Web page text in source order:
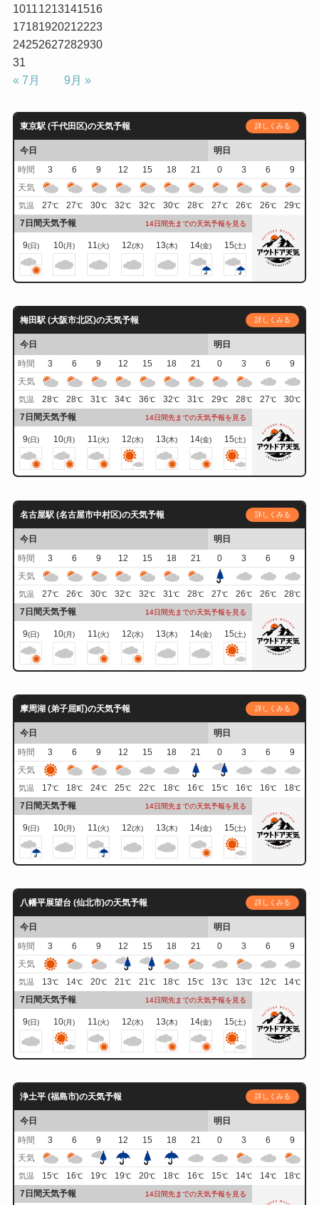
10111213141516
17181920212223
24252627282930
31
« 7月
9月 »
東京駅 (千代田区)の天気予報 詳しくみる
今日
明日
時間
3 6 9 12 15 18 21 0 3 6
9
天気
気温 27℃ 27℃ 30℃ 32℃ 32℃ 30℃ 28℃ 27℃ 26℃ 26℃ 29℃
7日間天気予報 14日間先までの天気予報を見る
9(日) 10(月) 11(火) 12(水) 13(木) 14(金) 15(土)
梅田駅 (大阪市北区)の天気予報 詳しくみる
今日
明日
時間
3 6 9 12 15 18 21 0 3 6
9
天気
気温 28℃ 28℃ 31℃ 34℃ 36℃ 32℃ 31℃ 29℃ 28℃ 27℃ 30℃
7日間天気予報 14日間先までの天気予報を見る
9(日) 10(月) 11(火) 12(水) 13(木) 14(金) 15(土)
名古屋駅 (名古屋市中村区)の天気予報 詳しくみる
今日
明日
時間
3 6 9 12 15 18 21 0 3 6
9
天気
気温 27℃ 26℃ 30℃ 32℃ 32℃ 31℃ 28℃ 27℃ 26℃ 26℃ 28℃
7日間天気予報 14日間先までの天気予報を見る
9(日) 10(月) 11 (火) 12(水) 13(木) 14(金) 15(土)
摩周湖 (弟子屈町)の天気予報 詳しくみる
今日
明日
時間
3 6 9 12 15 18 21 0 3 6
9
天気
気温 17℃ 18℃ 24℃ 25℃ 22℃ 18℃ 16℃ 15℃ 16℃ 16℃ 18℃
7日間天気予報 14日間先までの天気予報を見る
9(日) 10(月) 11(火) 12(水) 13(木) 14(金) 15(土)
八幡平展望台 (仙北市)の天気予報 詳しくみる
今日
明日
時間
3 6 9 12 15 18 21 0 3 6
9
天気
気温 13℃ 14℃ 20℃ 21℃ 21℃ 18℃ 15℃ 13℃ 13℃ 12℃ 14℃
7日間天気予報 14日間先までの天気予報を見る
9(日) 10(月) 11(火) 12(水) 13(木) 14(金) 15(土)
浄土平 (福島市)の天気予報 詳しくみる
今日
明日
時間
3 6 9 12 15 18 21 0 3 6
9
天気
気温 15℃ 16℃ 19℃ 19℃ 20℃ 18℃ 16℃ 15℃ 14℃ 14℃ 18℃
7日間天気予報 14日間先までの天気予報を見る